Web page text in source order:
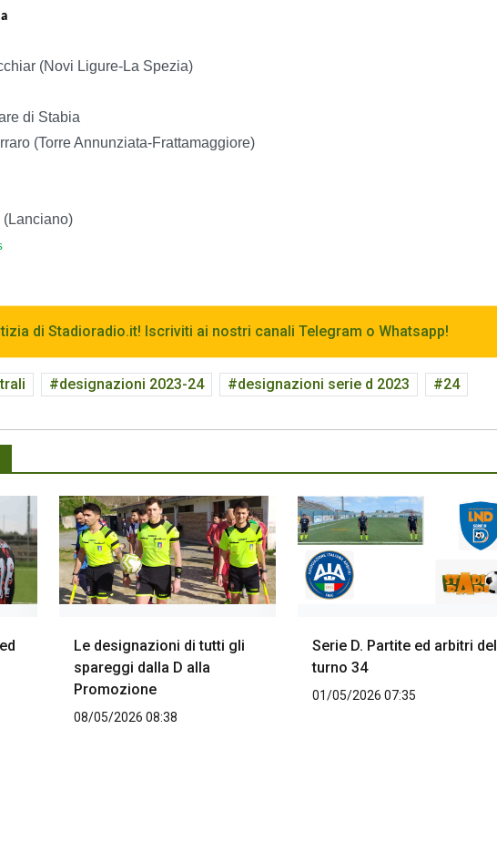
(Novi Ligure-La Spezia)
di Stabia
(Torre Annunziata-Frattamaggiore)
di Stadioradio.it! Iscriviti ai nostri canali Telegram o Whatsapp!
designazioni 2023-24 designazioni serie d 2023 24
Le designazioni di tutti gli
spareggi dalla D alla
Promozione
08/05/2026 08:38
Serie D. Partite ed arbitri del
turno 34
01/05/2026 07:35